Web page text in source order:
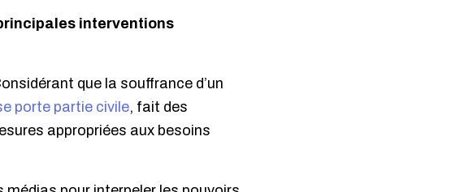
interventions
que la souffrance d’un
porte partie civile, fait des
appropriées aux besoins